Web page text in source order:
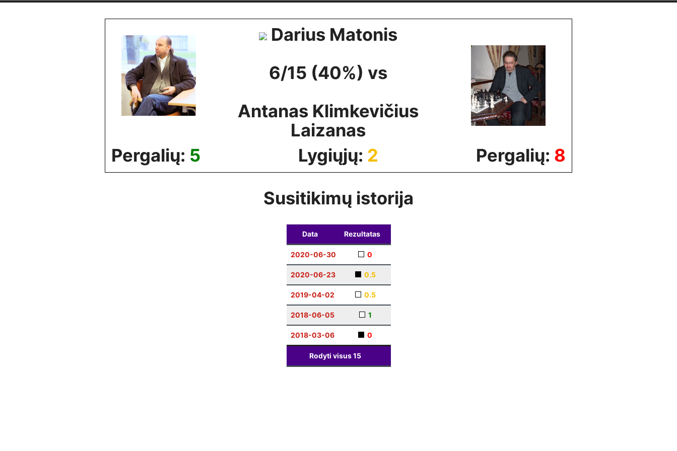
Darius Matonis
6/15 (40%) vs
Antanas Klimkevičius
Laizanas
Pergalių: 5 Lygiųjų: 2 Pergalių: 8
Susitikimų istorija
Data Rezultatas
2020-06-30 0
2020-06-23 0.5
2019-04-02 0.5
2018-06-05 1
2018-03-06 0
Rodyti visus15